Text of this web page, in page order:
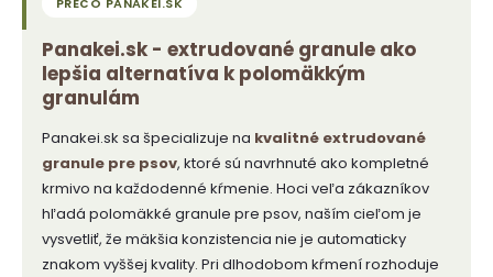
Panakei.sk - extrudované granule ako
lepšia alternatíva k polomäkkým
granulám
Panakei.sk sa špecializuje na kvalitné extrudované
granule pre psov, ktoré sú navrhnuté ako kompletné
krmivo na každodenné kŕmenie. Hoci veľa zákazníkov
hľadá polomäkké granule pre psov, naším cieľom je
vysvetliť, že mäkšia konzistencia nie je automaticky
znakom vyššej kvality. Pri dlhodobom kŕmení rozhoduje